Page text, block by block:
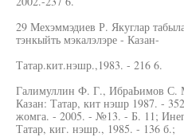
29 Мехэммэдиев Р. Якуглар
тэнкыйть мэкалэлэре - Казан-
Татар.кит.нэшр.,1983. - 216 6.
Галимуллин Ф. Г., ИбраЬимов С.
Казан: Татар, кит нэшр 1987. -
жомга. - 2005. - №13. - Б. 11;
Татар, киг. нэшр., 1985. - 136 б.;